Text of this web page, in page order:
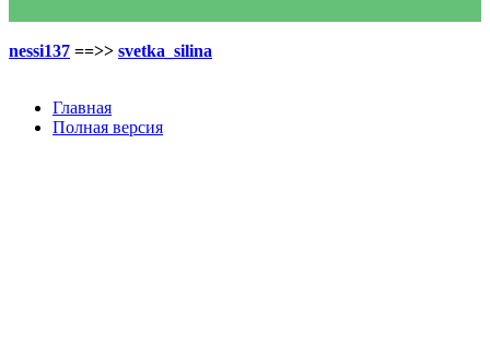
nessi137 ==>> svetka_silina
Главная
Полная версия